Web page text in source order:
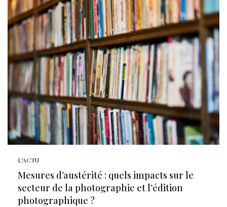
L'ACTU
Mesures d’austérité : quels impacts sur le
secteur de la photographie et l’édition
photographique ?